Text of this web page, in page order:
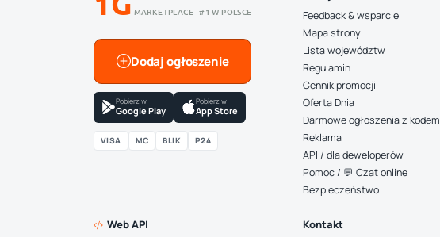
MARKETPLACE · #1 W POLSCE
Dodaj ogłoszenie
Pobierz w
Google Play
Pobierz w
App Store
VISA MC BLIK P24
Feedback & wsparcie
Mapa strony
Lista województw
Regulamin
Cennik promocji
Oferta Dnia
Darmowe ogłoszenia z kodem
Reklama
API / dla deweloperów
Pomoc / 💬 Czat online
Bezpieczeństwo
Web API Kontakt